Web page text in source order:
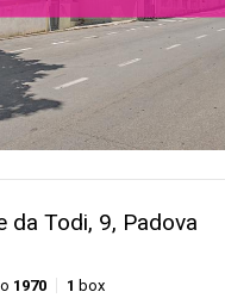
da Todi, 9, Padova
1970 1 box